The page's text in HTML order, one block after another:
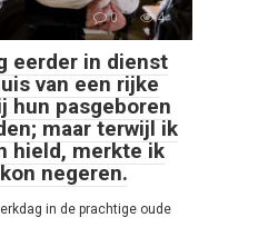
0 4
eerder in dienst
van een rijke
hun pasgeboren
maar terwijl ik
hield, merkte ik
negeren.
in de prachtige oude